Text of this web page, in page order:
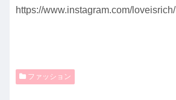
https://www.instagram.com/loveisrich/
ファッション